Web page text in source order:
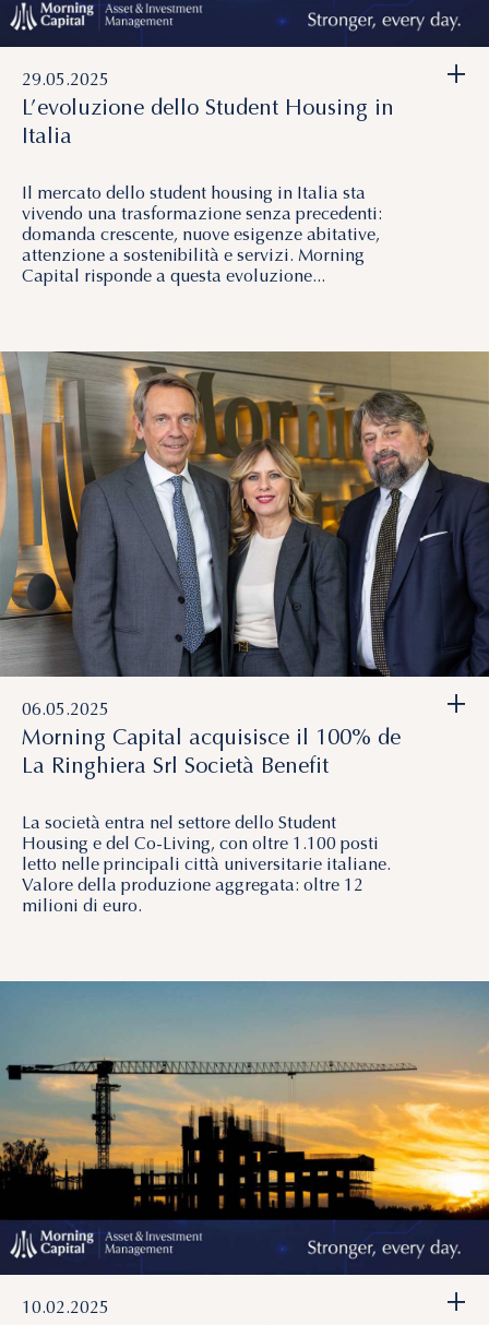
29.05.2025
L’evoluzione dello Student Housing in
Italia
Il mercato dello student housing in Italia sta
vivendo una trasformazione senza precedenti:
domanda crescente, nuove esigenze abitative,
attenzione a sostenibilità e servizi. Morning
Capital risponde a questa evoluzione...
+
06.05.2025
Morning Capital acquisisce il 100% de
La Ringhiera Srl Società Benefit
La società entra nel settore dello Student
Housing e del Co-Living, con oltre 1.100 posti
letto nelle principali città universitarie italiane.
Valore della produzione aggregata: oltre 12
milioni di euro.
+
10.02.2025 +